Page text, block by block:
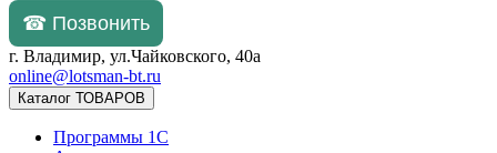
☎ Позвонить
г. Владимир, ул.Чайковского, 40а
online@lotsman-bt.ru
Каталог ТОВАРОВ
Программы 1С